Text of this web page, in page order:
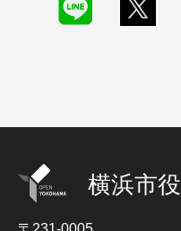
横浜市